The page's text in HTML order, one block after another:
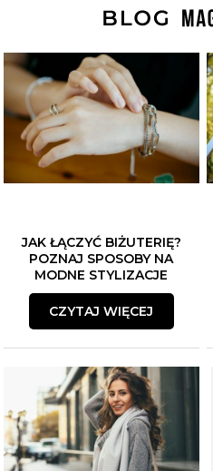
JAK ŁĄCZYĆ BIŻUTERIĘ?
POZNAJ SPOSOBY NA
MODNE STYLIZACJE
CZYTAJ WIĘCEJ